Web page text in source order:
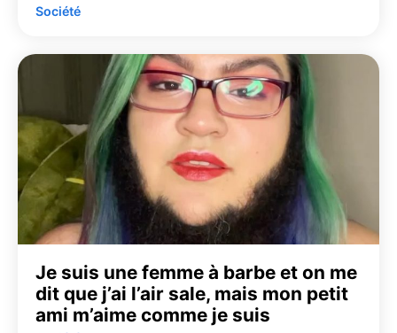
Société
Je suis une femme à barbe et on me
dit que j’ai l’air sale, mais mon petit
ami m’aime comme je suis